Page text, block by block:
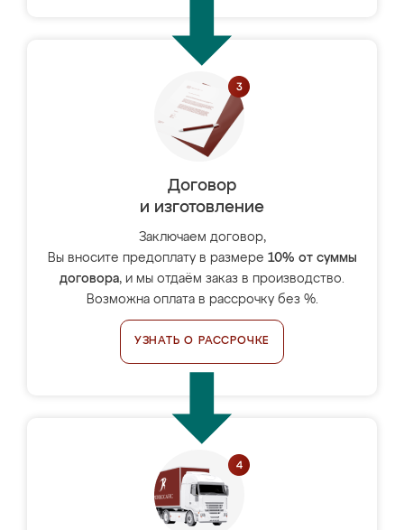
Договор
и изготовление
Заключаем договор,
Вы вносите предоплату в размере 10% от суммы
договора, и мы отдаём заказ в производство.
Возможна оплата в рассрочку без %.
УЗНАТЬ О РАССРОЧКЕ